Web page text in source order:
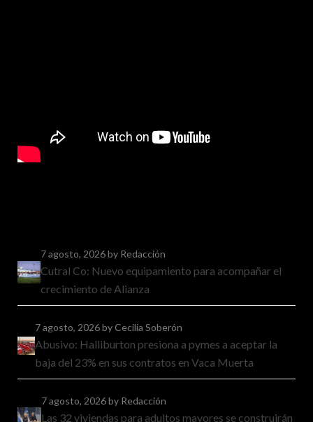
7 agosto, 2026by Redacción
Cutral Co: Nuevo equipamiento para acompañar el
crecimiento de Alianza
7 agosto, 2026by Cecilia Soberón
Abusivo: Halliburton presiona a pymes a aceptar la
baja del 23% en sus contratos en Vaca Muerta
7 agosto, 2026by Redacción
Las 32 viviendas para adultos mayores se construirán